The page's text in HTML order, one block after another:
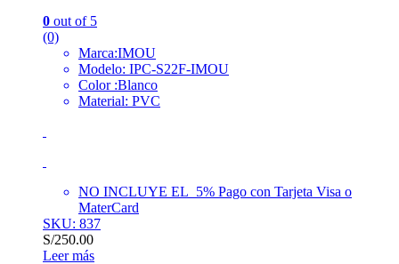
0 out of 5
(0)
Marca:IMOU
Modelo: IPC-S22F-IMOU
Color :Blanco
Material: PVC
NO INCLUYE EL 5% Pago con Tarjeta Visa o
MaterCard
SKU: 837
S/250.00
Leer más